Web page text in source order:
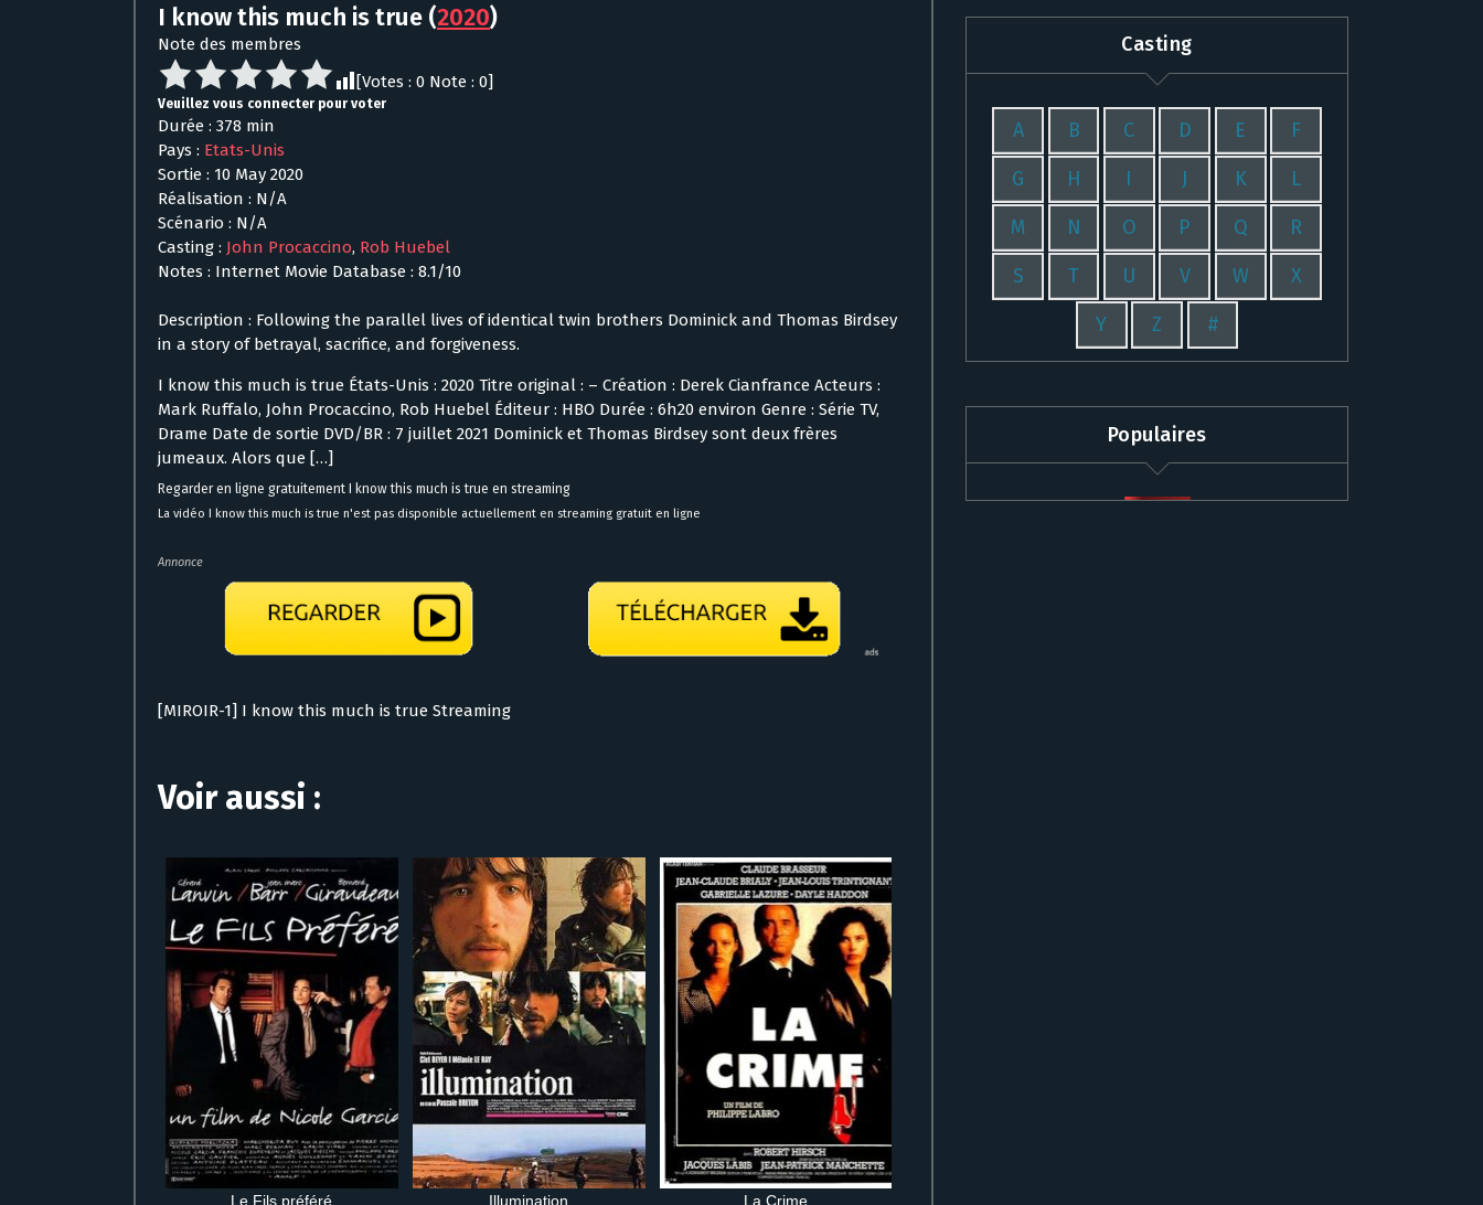
I know this much is true (2020)
Note des membres
[Votes : 0 Note : 0]
Veuillez vous connecter pour voter
Durée : 378 min
Pays : Etats-Unis
Sortie : 10 May 2020
Réalisation : N/A
Scénario : N/A
Casting : John Procaccino, Rob Huebel
Notes : Internet Movie Database : 8.1/10
Description : Following the parallel lives of identical twin brothers Dominick and Thomas Birdsey
in a story of betrayal, sacrifice, and forgiveness.
I know this much is true États-Unis : 2020 Titre original : – Création : Derek Cianfrance Acteurs :
Mark Ruffalo, John Procaccino, Rob Huebel Éditeur : HBO Durée : 6h20 environ Genre : Série TV,
Drame Date de sortie DVD/BR : 7 juillet 2021 Dominick et Thomas Birdsey sont deux frères
jumeaux. Alors que […]
Regarder en ligne gratuitement I know this much is true en streaming
La vidéo I know this much is true n'est pas disponible actuellement en streaming gratuit en ligne
Annonce
[MIROIR-1] I know this much is true Streaming
Voir aussi :
Le Fils préféré Illumination La Crime
Casting
A B C D E F
G H I J K L
M N O P Q R
S T U V W X
Y Z #
Populaires